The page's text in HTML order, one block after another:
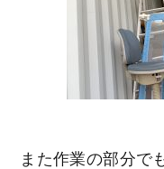
また作業の部分で